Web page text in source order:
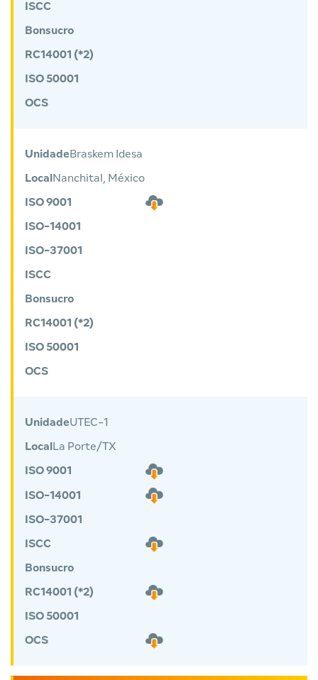
ISCC
Bonsucro
RC14001 (*2)
ISO 50001
OCS
UnidadeBraskem Idesa
Local Nanchital, México
ISO 9001
ISO-14001
ISO-37001
ISCC
Bonsucro
RC14001 (*2)
ISO 50001
OCS
UnidadeUTEC-1
Local La Porte/TX
ISO 9001
ISO-14001
ISO-37001
ISCC
Bonsucro
RC14001 (*2)
ISO 50001
OCS